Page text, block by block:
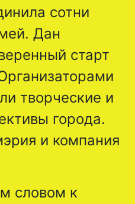
сотни
Дан
старт
творческие и
города.
и компания
словом к